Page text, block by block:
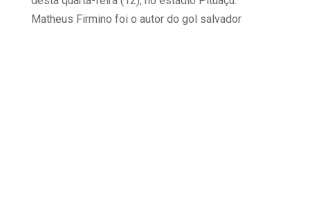
Matheus Firmino foi o autor do gol salvador